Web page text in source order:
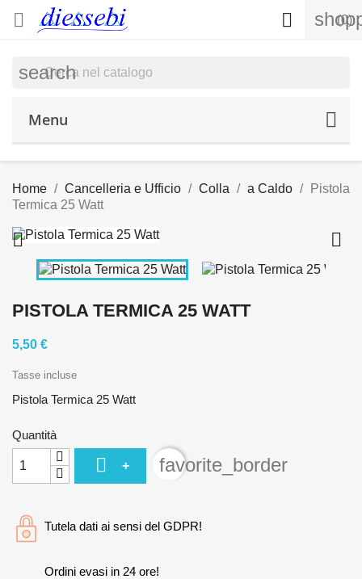
 (0)

search
Menu
Home Cancelleria e Ufficio Colla a Caldo
Pistola
Termica 25 Watt
 
PISTOLA TERMICA 25 WATT
5,50 €
Tasse incluse
Pistola Termica 25 Watt
Quantità
 + favorite_border
Tutela dati ai sensi del GDPR!
Ordini evasi in 24 ore!